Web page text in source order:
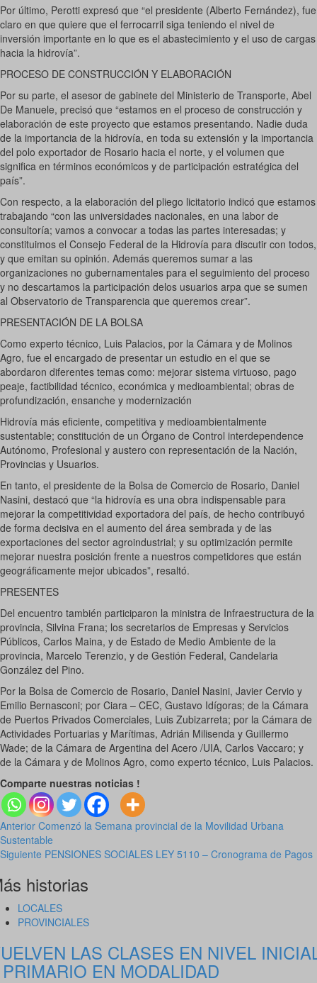
Por último, Perotti expresó que “el presidente (Alberto Fernández), fue
claro en que quiere que el ferrocarril siga teniendo el nivel de
inversión importante en lo que es el abastecimiento y el uso de cargas
hacia la hidrovía”.
PROCESO DE CONSTRUCCIÓN Y ELABORACIÓN
Por su parte, el asesor de gabinete del Ministerio de Transporte, Abel
De Manuele, precisó que “estamos en el proceso de construcción y
elaboración de este proyecto que estamos presentando. Nadie duda
de la importancia de la hidrovía, en toda su extensión y la importancia
del polo exportador de Rosario hacia el norte, y el volumen que
significa en términos económicos y de participación estratégica del
país”.
Con respecto, a la elaboración del pliego licitatorio indicó que estamos
trabajando “con las universidades nacionales, en una labor de
consultoría; vamos a convocar a todas las partes interesadas; y
constituimos el Consejo Federal de la Hidrovía para discutir con todos,
y que emitan su opinión. Además queremos sumar a las
organizaciones no gubernamentales para el seguimiento del proceso
y no descartamos la participación delos usuarios arpa que se sumen
al Observatorio de Transparencia que queremos crear”.
PRESENTACIÓN DE LA BOLSA
Como experto técnico, Luis Palacios, por la Cámara y de Molinos
Agro, fue el encargado de presentar un estudio en el que se
abordaron diferentes temas como: mejorar sistema virtuoso, pago
peaje, factibilidad técnico, económica y medioambiental; obras de
profundización, ensanche y modernización
Hidrovía más eficiente, competitiva y medioambientalmente
sustentable; constitución de un Órgano de Control interdependence
Autónomo, Profesional y austero con representación de la Nación,
Provincias y Usuarios.
En tanto, el presidente de la Bolsa de Comercio de Rosario, Daniel
Nasini, destacó que “la hidrovía es una obra indispensable para
mejorar la competitividad exportadora del país, de hecho contribuyó
de forma decisiva en el aumento del área sembrada y de las
exportaciones del sector agroindustrial; y su optimización permite
mejorar nuestra posición frente a nuestros competidores que están
geográficamente mejor ubicados”, resaltó.
PRESENTES
Del encuentro también participaron la ministra de Infraestructura de la
provincia, Silvina Frana; los secretarios de Empresas y Servicios
Públicos, Carlos Maina, y de Estado de Medio Ambiente de la
provincia, Marcelo Terenzio, y de Gestión Federal, Candelaria
González del Pino.
Por la Bolsa de Comercio de Rosario, Daniel Nasini, Javier Cervio y
Emilio Bernasconi; por Ciara – CEC, Gustavo Idígoras; de la Cámara
de Puertos Privados Comerciales, Luis Zubizarreta; por la Cámara de
Actividades Portuarias y Marítimas, Adrián Milisenda y Guillermo
Wade; de la Cámara de Argentina del Acero /UIA, Carlos Vaccaro; y
de la Cámara y de Molinos Agro, como experto técnico, Luis Palacios.
Comparte nuestras noticias !
Navegación
de
entradas
Anterior Comenzó la Semana provincial de la Movilidad Urbana
Sustentable
Siguiente PENSIONES SOCIALES LEY 5110 – Cronograma de Pagos
historias
LOCALES
PROVINCIALES
LAS CLASES EN NIVEL
EN MODALIDAD